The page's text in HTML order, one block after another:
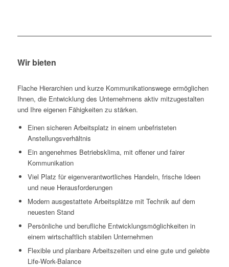
Wir bieten
Flache Hierarchien und kurze Kommunikationswege ermöglichen
Ihnen, die Entwicklung des Unternehmens aktiv mitzugestalten
und Ihre eigenen Fähigkeiten zu stärken.
Einen sicheren Arbeitsplatz in einem unbefristeten
Anstellungsverhältnis
Ein angenehmes Betriebsklima, mit offener und fairer
Kommunikation
Viel Platz für eigenverantwortliches Handeln, frische Ideen
und neue Herausforderungen
Modern ausgestattete Arbeitsplätze mit Technik auf dem
neuesten Stand
Persönliche und berufliche Entwicklungsmöglichkeiten in
einem wirtschaftlich stabilen Unternehmen
Flexible und planbare Arbeitszeiten und eine gute und gelebte
Life-Work-Balance